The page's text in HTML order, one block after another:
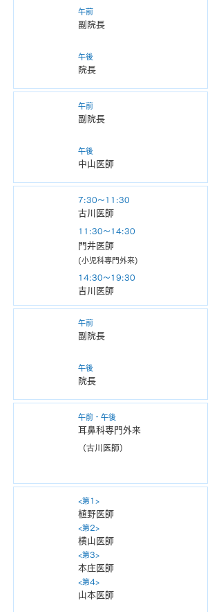
午前
副院長
午後
​院長
午前
副院長
午後
​中山医師
7:30～11:30
古川医師
11:30～14:30
​門井医師
(小児科専門外来)
14:30～19:30
吉川医師
午前
副院長
午後
​院長
午前・午後
耳鼻科専門外来
（古川医師）
<第1>
植野医師​
<第2>
横山医師
<第3>
本庄医師
<第4>
山本医師